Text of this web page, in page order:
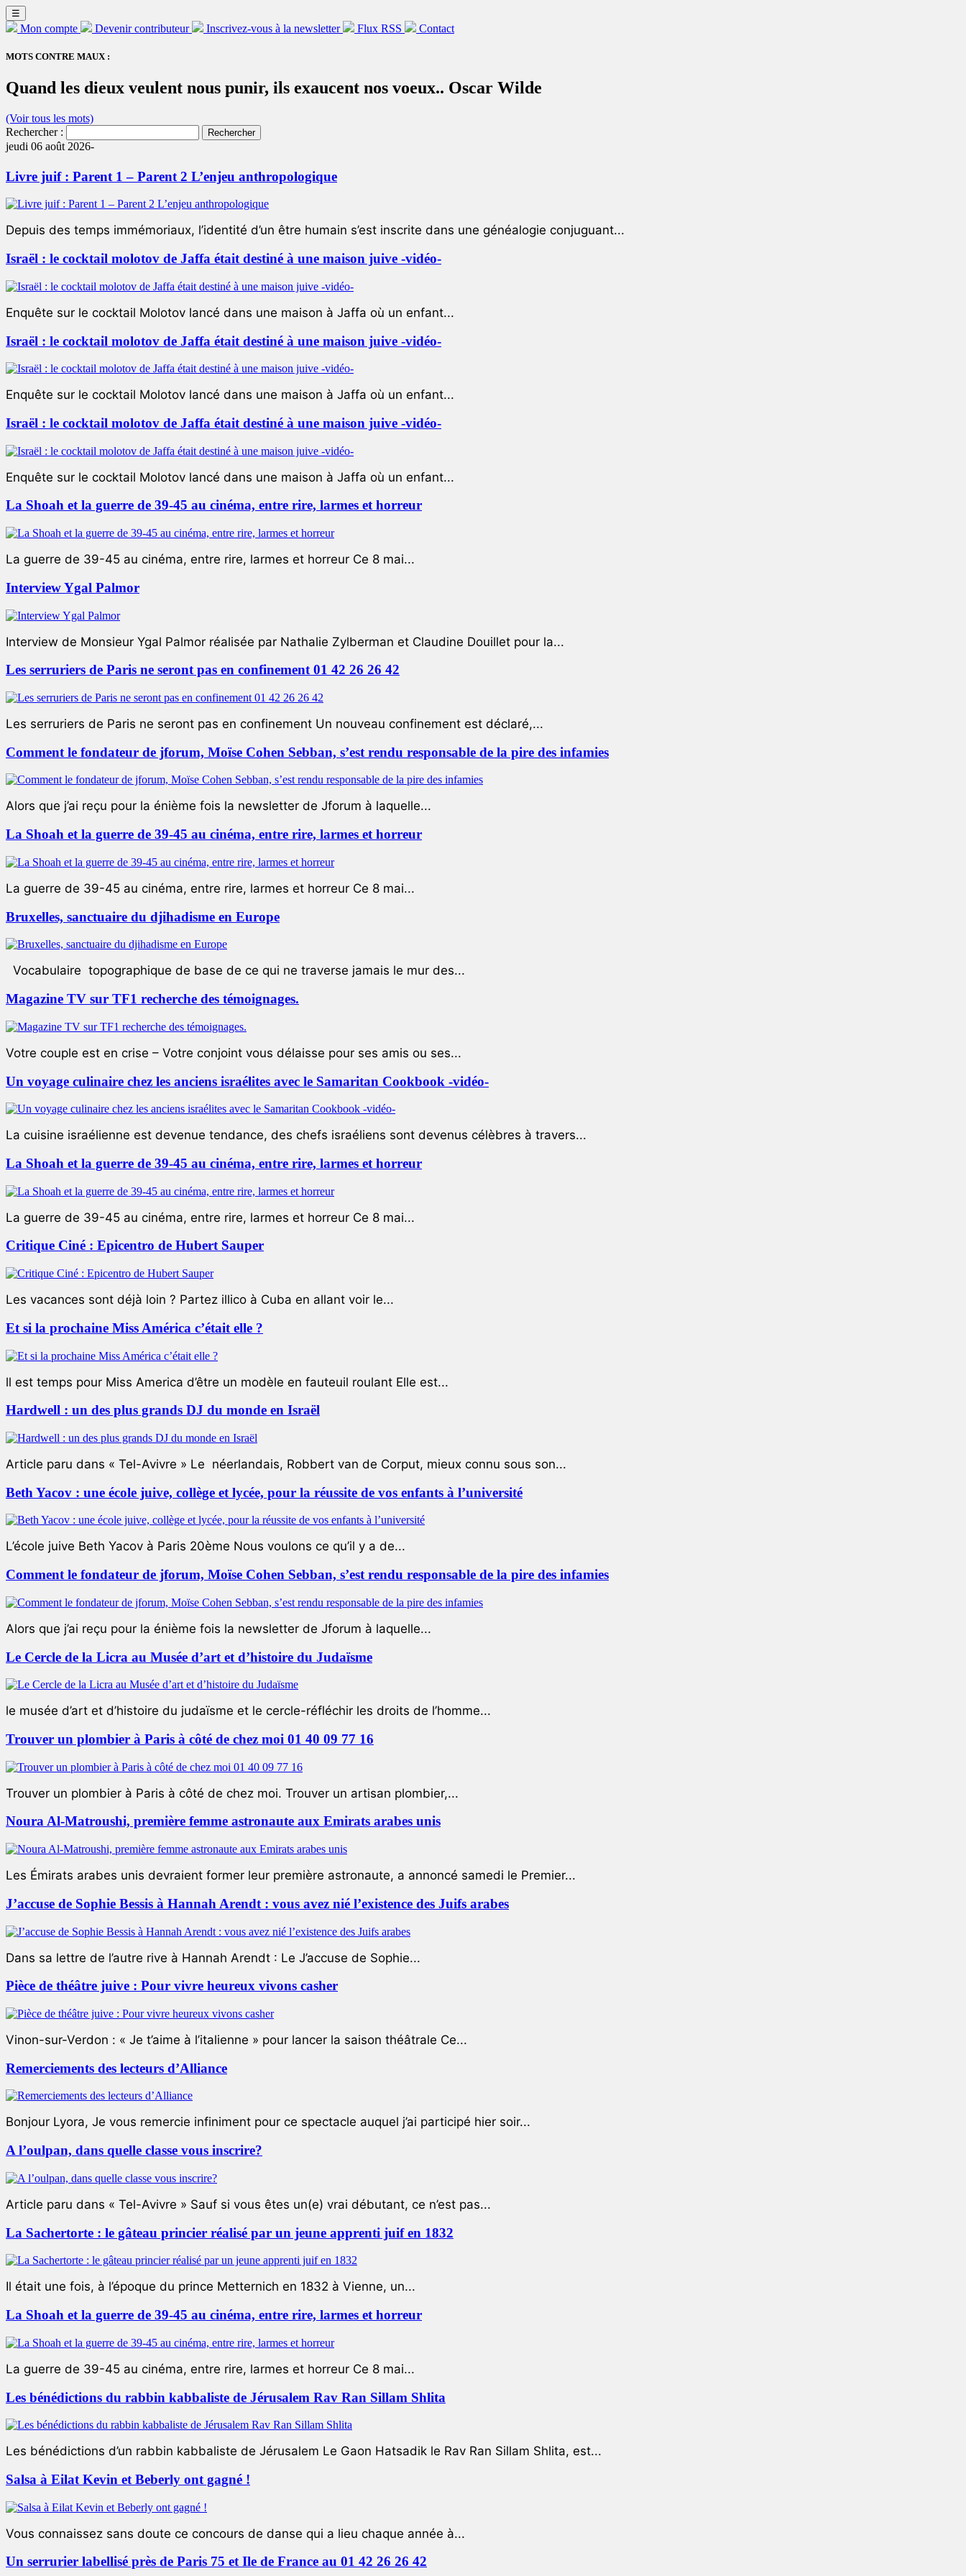
☰
Mon compte Devenir contributeur Inscrivez-vous à la newsletter Flux RSS Contact
MOTS CONTRE MAUX :
Quand les dieux veulent nous punir, ils exaucent nos voeux.. Oscar Wilde
(Voir tous les mots)
Rechercher :
jeudi 06 août 2026-
Livre juif : Parent 1 – Parent 2 L’enjeu anthropologique
Depuis des temps immémoriaux, l’identité d’un être humain s’est inscrite dans une généalogie conjuguant...
Israël : le cocktail molotov de Jaffa était destiné à une maison juive -vidéo-
Enquête sur le cocktail Molotov lancé dans une maison à Jaffa où un enfant...
Israël : le cocktail molotov de Jaffa était destiné à une maison juive -vidéo-
Enquête sur le cocktail Molotov lancé dans une maison à Jaffa où un enfant...
Israël : le cocktail molotov de Jaffa était destiné à une maison juive -vidéo-
Enquête sur le cocktail Molotov lancé dans une maison à Jaffa où un enfant...
La Shoah et la guerre de 39-45 au cinéma, entre rire, larmes et horreur
La guerre de 39-45 au cinéma, entre rire, larmes et horreur Ce 8 mai...
Interview Ygal Palmor
Interview de Monsieur Ygal Palmor réalisée par Nathalie Zylberman et Claudine Douillet pour la...
Les serruriers de Paris ne seront pas en confinement 01 42 26 26 42
Les serruriers de Paris ne seront pas en confinement Un nouveau confinement est déclaré,...
Comment le fondateur de jforum, Moïse Cohen Sebban, s’est rendu responsable de la pire des infamies
Alors que j’ai reçu pour la énième fois la newsletter de Jforum à laquelle...
La Shoah et la guerre de 39-45 au cinéma, entre rire, larmes et horreur
La guerre de 39-45 au cinéma, entre rire, larmes et horreur Ce 8 mai...
Bruxelles, sanctuaire du djihadisme en Europe
Vocabulaire topographique de base de ce qui ne traverse jamais le mur des...
Magazine TV sur TF1 recherche des témoignages.
Votre couple est en crise – Votre conjoint vous délaisse pour ses amis ou ses...
Un voyage culinaire chez les anciens israélites avec le Samaritan Cookbook -vidéo-
La cuisine israélienne est devenue tendance, des chefs israéliens sont devenus célèbres à travers...
La Shoah et la guerre de 39-45 au cinéma, entre rire, larmes et horreur
La guerre de 39-45 au cinéma, entre rire, larmes et horreur Ce 8 mai...
Critique Ciné : Epicentro de Hubert Sauper
Les vacances sont déjà loin ? Partez illico à Cuba en allant voir le...
Et si la prochaine Miss América c’était elle ?
ll est temps pour Miss America d’être un modèle en fauteuil roulant Elle est...
Hardwell : un des plus grands DJ du monde en Israël
Article paru dans « Tel-Avivre » Le néerlandais, Robbert van de Corput, mieux connu sous son...
Beth Yacov : une école juive, collège et lycée, pour la réussite de vos enfants à l’université
L’école juive Beth Yacov à Paris 20ème Nous voulons ce qu’il y a de...
Comment le fondateur de jforum, Moïse Cohen Sebban, s’est rendu responsable de la pire des infamies
Alors que j’ai reçu pour la énième fois la newsletter de Jforum à laquelle...
Le Cercle de la Licra au Musée d’art et d’histoire du Judaïsme
le musée d’art et d’histoire du judaïsme et le cercle-réfléchir les droits de l’homme...
Trouver un plombier à Paris à côté de chez moi 01 40 09 77 16
Trouver un plombier à Paris à côté de chez moi. Trouver un artisan plombier,...
Noura Al-Matroushi, première femme astronaute aux Emirats arabes unis
Les Émirats arabes unis devraient former leur première astronaute, a annoncé samedi le Premier...
J’accuse de Sophie Bessis à Hannah Arendt : vous avez nié l’existence des Juifs arabes
Dans sa lettre de l’autre rive à Hannah Arendt : Le J’accuse de Sophie...
Pièce de théâtre juive : Pour vivre heureux vivons casher
Vinon-sur-Verdon : « Je t’aime à l’italienne » pour lancer la saison théâtrale Ce...
Remerciements des lecteurs d’Alliance
Bonjour Lyora, Je vous remercie infiniment pour ce spectacle auquel j’ai participé hier soir...
A l’oulpan, dans quelle classe vous inscrire?
Article paru dans « Tel-Avivre » Sauf si vous êtes un(e) vrai débutant, ce n’est pas...
La Sachertorte : le gâteau princier réalisé par un jeune apprenti juif en 1832
Il était une fois, à l’époque du prince Metternich en 1832 à Vienne, un...
La Shoah et la guerre de 39-45 au cinéma, entre rire, larmes et horreur
La guerre de 39-45 au cinéma, entre rire, larmes et horreur Ce 8 mai...
Les bénédictions du rabbin kabbaliste de Jérusalem Rav Ran Sillam Shlita
Les bénédictions d’un rabbin kabbaliste de Jérusalem Le Gaon Hatsadik le Rav Ran Sillam Shlita, est...
Salsa à Eilat Kevin et Beberly ont gagné !
Vous connaissez sans doute ce concours de danse qui a lieu chaque année à...
Un serrurier labellisé près de Paris 75 et Ile de France au 01 42 26 26 42